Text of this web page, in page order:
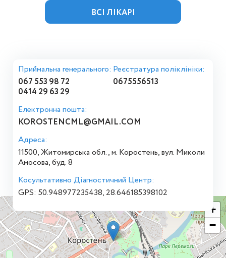
ВСІ ЛІКАРІ
Приймальна генерального:
067 553 98 72
0414 29 63 29
Реєстратура поліклініки:
0675556513
Електронна пошта:
KOROSTENCML@GMAIL.COM
Адреса:
11500, Житомирська обл., м. Коростень, вул. Миколи
Амосова, буд. 8
Косультативно Діагностичний Центр:
GPS: 50.948977235438, 28.646185398102
+
−